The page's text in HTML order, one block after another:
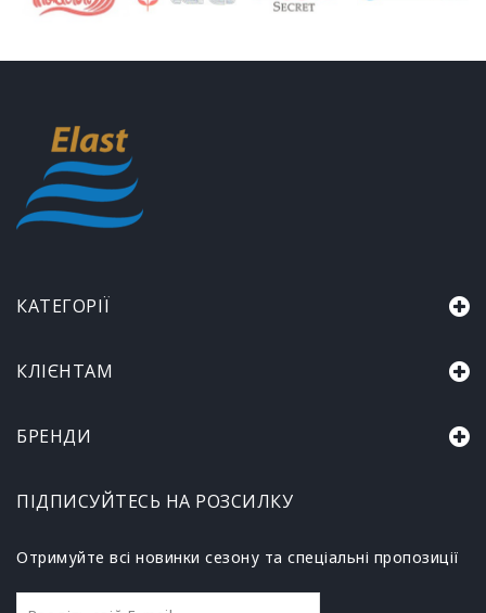
КАТЕГОРІЇ
КЛІЄНТАМ
БРЕНДИ
ПІДПИСУЙТЕСЬ НА РОЗСИЛКУ
Отримуйте всі новинки сезону та спеціальні пропозиції